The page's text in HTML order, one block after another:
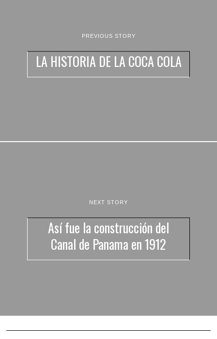
PREVIOUS STORY
LA HISTORIA DE LA COCA COLA
NEXT STORY
Así fue la construcción del
Canal de Panama en 1912